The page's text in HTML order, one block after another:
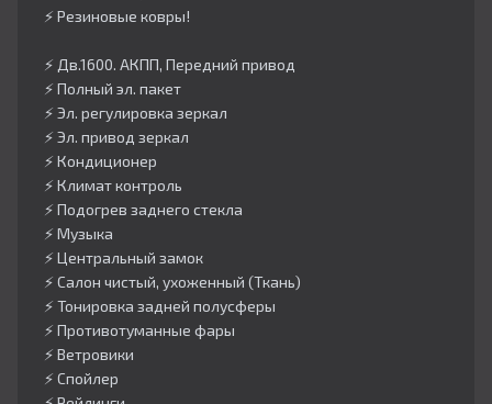
⚡️ Резиновые ковры!
⚡️ Дв.1600. АКПП, Передний привод
⚡️ Полный эл. пакет
⚡️ Эл. регулировка зеркал
⚡️ Эл. привод зеркал
⚡️ Кондиционер
⚡️ Климат контроль
⚡️ Подогрев заднего стекла
⚡️ Музыка
⚡️ Центральный замок
⚡️ Салон чистый, ухоженный (Ткань)
⚡️ Тонировка задней полусферы
⚡️ Противотуманные фары
⚡️ Ветровики
⚡️ Спойлер